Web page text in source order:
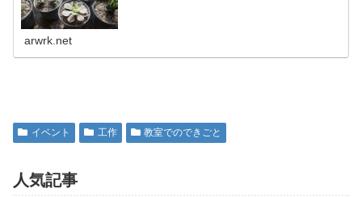
arwrk.net
イベント 工作 教室でのできごと
人気記事